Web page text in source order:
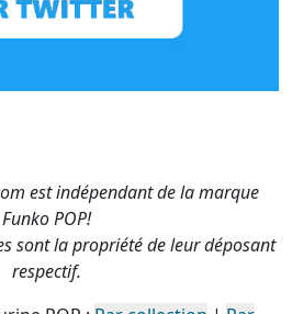
est indépendant de la marque
Funko POP!
sont la propriété de leur déposant
respectif.